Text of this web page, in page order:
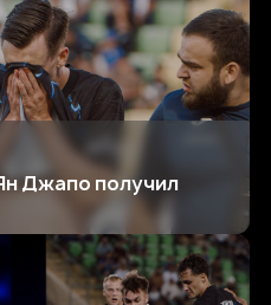
Джапо получил